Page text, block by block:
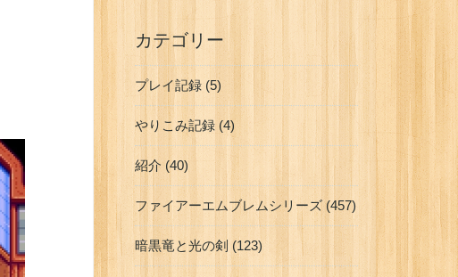
カテゴリー
プレイ記録 (5)
やりこみ記録 (4)
紹介 (40)
ファイアーエムブレムシリーズ (457)
暗黒竜と光の剣 (123)